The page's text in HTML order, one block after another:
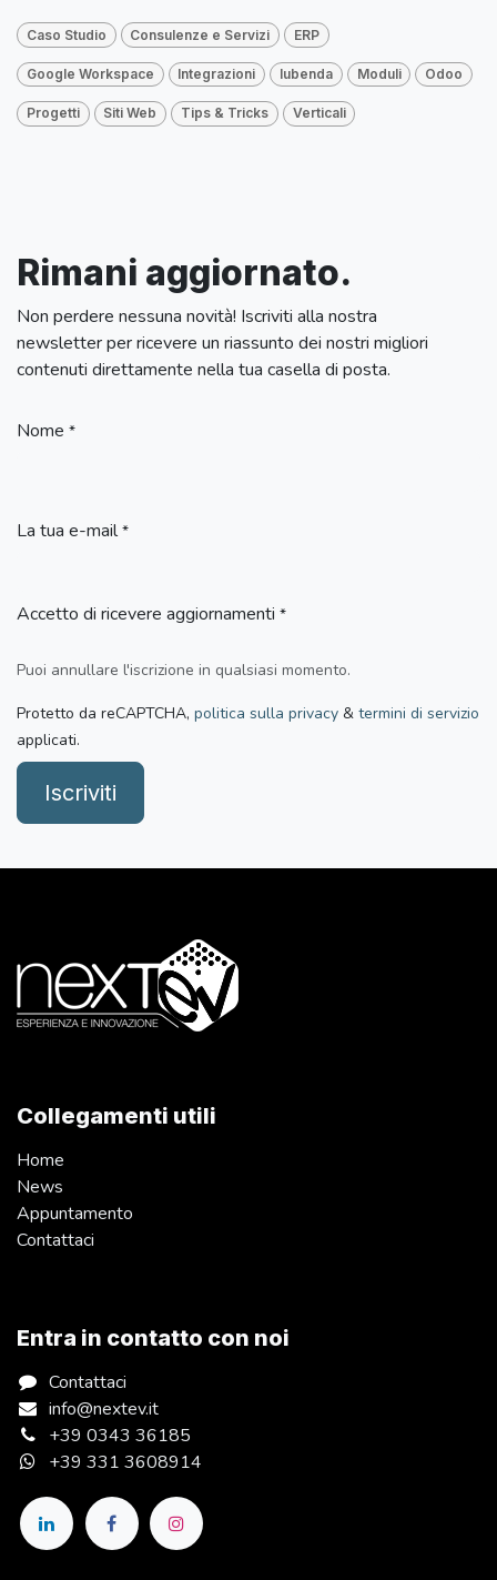
Caso Studio Consulenze e Servizi ERP
Google Workspace Integrazioni Iubenda Moduli Odoo
Progetti Siti Web Tips & Tricks Verticali
Rimani aggiornato.
Non perdere nessuna novità! Iscriviti alla nostra
newsletter per ricevere un riassunto dei nostri migliori
contenuti direttamente nella tua casella di posta.
Nome *
La tua e-mail *
Accetto di ricevere aggiornamenti *
Puoi annullare l'iscrizione in qualsiasi momento.
Protetto da reCAPTCHA, politica sulla privacy & termini di servizio
applicati.
Iscriviti
Collegamenti utili
Home
News
Appuntamento
Contattaci
Entra in contatto con noi
Contattaci
info@nextev.it
+39 0343 36185
+39 331 3608914